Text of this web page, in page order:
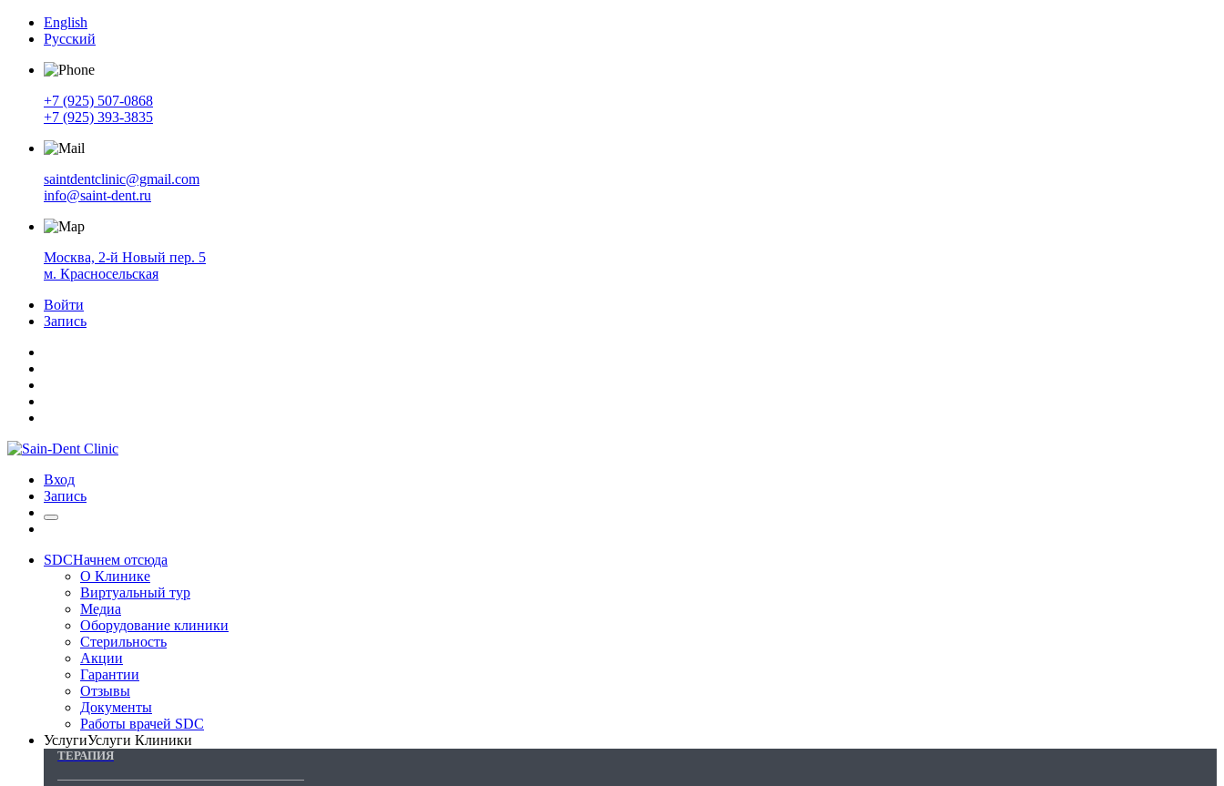
English
Русский
+7 (925) 507-0868
+7 (925) 393-3835
saintdentclinic@gmail.com
info@saint-dent.ru
Москва, 2-й Новый пер. 5
м. Красносельская
Войти
Запись
Вход
Запись
SDCНачнем отсюда
О Клинике
Виртуальный тур
Медиа
Оборудование клиники
Стерильность
Акции
Гарантии
Отзывы
Документы
Работы врачей SDC
УслугиУслуги Клиники
ТЕРАПИЯ